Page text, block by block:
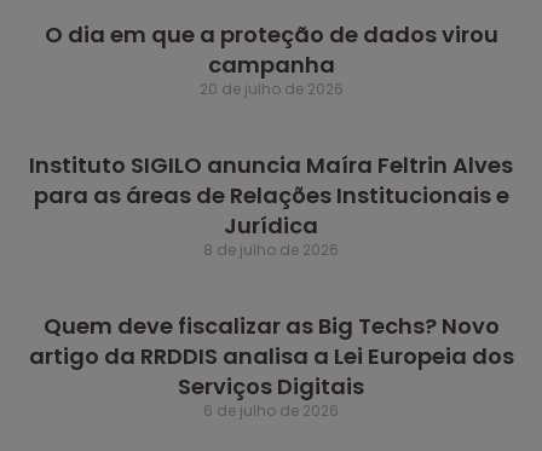
O dia em que a proteção de dados virou
campanha
20 de julho de 2026
Instituto SIGILO anuncia Maíra Feltrin Alves
para as áreas de Relações Institucionais e
Jurídica
8 de julho de 2026
Quem deve fiscalizar as Big Techs? Novo
artigo da RRDDIS analisa a Lei Europeia dos
Serviços Digitais
6 de julho de 2026